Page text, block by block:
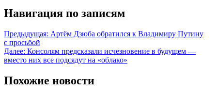
Навигация по записям
Предыдущая: Артём Дзюба обратился к Владимиру Путину
с просьбой
Далее: Консолям предсказали исчезновение в будущем —
вместо них все подсядут на «облако»
Похожие новости